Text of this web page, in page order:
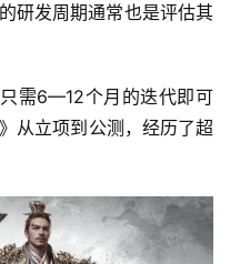
研发周期通常也是评估其
需6—12个月的迭代即可
从立项到公测，经历了超